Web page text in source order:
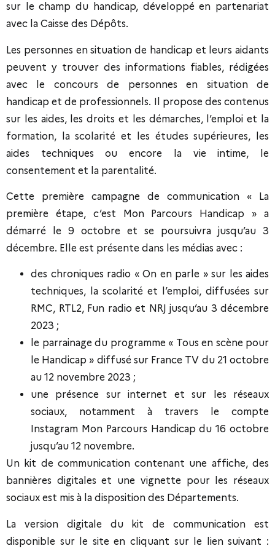
sur le champ du handicap, développé en partenariat
avec la Caisse des Dépôts.
Les personnes en situation de handicap et leurs aidants
peuvent y trouver des informations fiables, rédigées
avec le concours de personnes en situation de
handicap et de professionnels. Il propose des contenus
sur les aides, les droits et les démarches, l’emploi et la
formation, la scolarité et les études supérieures, les
aides techniques ou encore la vie intime, le
consentement et la parentalité.
Cette première campagne de communication « La
première étape, c’est Mon Parcours Handicap » a
démarré le 9 octobre et se poursuivra jusqu’au 3
décembre. Elle est présente dans les médias avec :
des chroniques radio « On en parle » sur les aides
techniques, la scolarité et l’emploi, diffusées sur
RMC, RTL2, Fun radio et NRJ jusqu’au 3 décembre
2023 ;
le parrainage du programme « Tous en scène pour
le Handicap » diffusé sur France TV du 21 octobre
au 12 novembre 2023 ;
une présence sur internet et sur les réseaux
sociaux, notamment à travers le compte
Instagram Mon Parcours Handicap du 16 octobre
jusqu’au 12 novembre.
Un kit de communication contenant une affiche, des
bannières digitales et une vignette pour les réseaux
sociaux est mis à la disposition des Départements.
La version digitale du kit de communication est
disponible sur le site en cliquant sur le lien suivant :